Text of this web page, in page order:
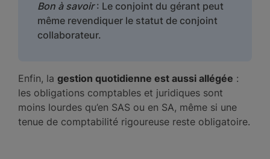
Bon à savoir: Le conjoint du gérant peut
même revendiquer le statut de conjoint
collaborateur.
Enfin, la gestion quotidienne est aussi allégée :
les obligations comptables et juridiques sont
moins lourdes qu’en SAS ou en SA, même si une
tenue de comptabilité rigoureuse reste obligatoire.